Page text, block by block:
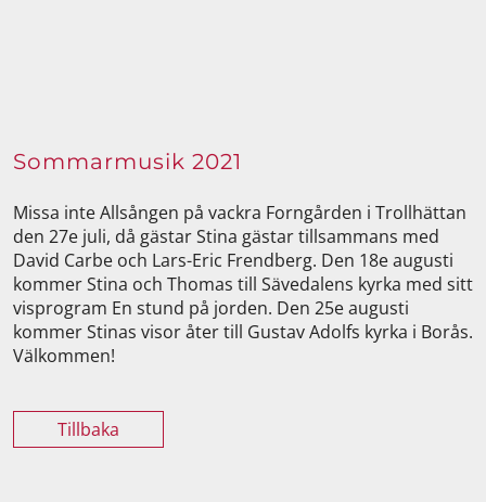
Sommarmusik 2021
Missa inte Allsången på vackra Forngården i Trollhättan
den 27e juli, då gästar Stina gästar tillsammans med
David Carbe och Lars-Eric Frendberg. Den 18e augusti
kommer Stina och Thomas till Sävedalens kyrka med sitt
visprogram En stund på jorden. Den 25e augusti
kommer Stinas visor åter till Gustav Adolfs kyrka i Borås.
Välkommen!
Tillbaka